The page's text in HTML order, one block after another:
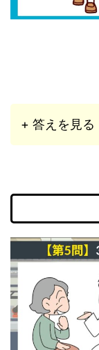
+ 答えを見る